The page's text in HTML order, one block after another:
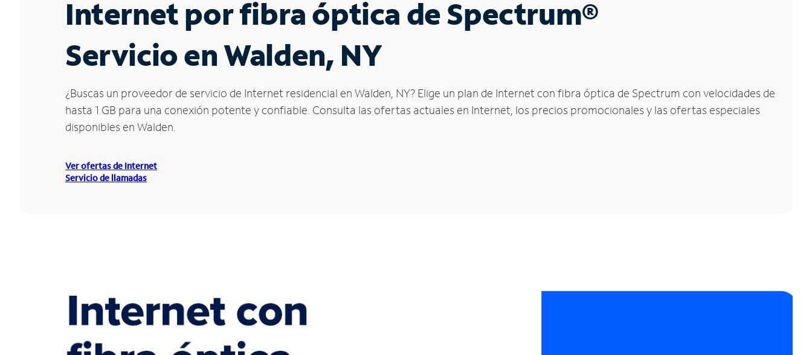
Internet por fibra óptica de Spectrum®
Servicio en Walden, NY
¿Buscas un proveedor de servicio de Internet residencial en Walden, NY? Elige un plan de Internet con fibra óptica de Spectrum con velocidades de
hasta 1 GB para una conexión potente y confiable. Consulta las ofertas actuales en Internet, los precios promocionales y las ofertas especiales
disponibles en Walden.
Ver ofertas de Internet
Servicio de llamadas